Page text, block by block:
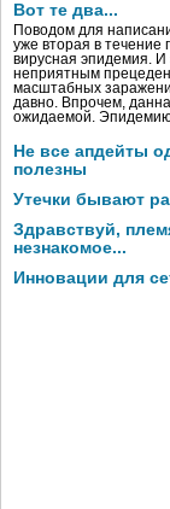
Вот те два...
Поводом для
уже вторая в течение
вирусная эпидемия. И
неприятным
масштабных
давно. Впрочем,
ожидаемой.
Не все апдейты
полезны
Утечки бывают
Здравствуй,
незнакомое...
Инновации для